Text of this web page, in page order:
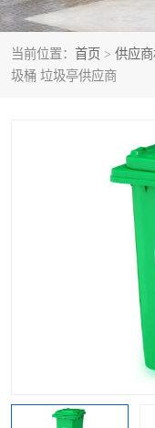
当前位置： 首页 > 供应
圾桶 垃圾亭供应商
垃圾分类房
防疫岗亭